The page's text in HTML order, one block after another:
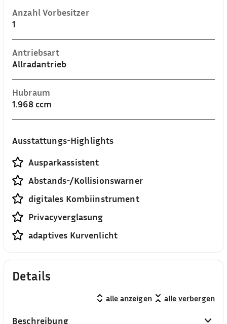
Anzahl Vorbesitzer
1
Antriebsart
Allradantrieb
Hubraum
1.968 ccm
Ausstattungs-Highlights
Ausparkassistent
Abstands-/Kollisionswarner
digitales Kombiinstrument
Privacyverglasung
adaptives Kurvenlicht
Details
alle anzeigen alle verbergen
Beschreibung